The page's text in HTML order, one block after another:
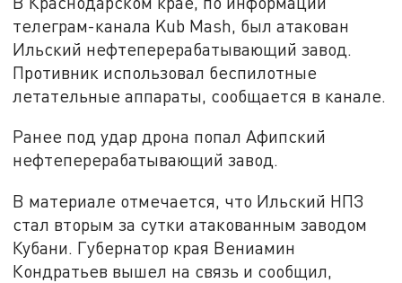
телеграм-канала Kub Mash, был атакован
Ильский нефтеперерабатывающий завод.
Противник использовал беспилотные
летательные аппараты, сообщается в канале.
Ранее под удар дрона попал Афипский
нефтеперерабатывающий завод.
В материале отмечается, что Ильский НПЗ
стал вторым за сутки атакованным заводом
Кубани. Губернатор края Вениамин
Кондратьев вышел на связь и сообщил,